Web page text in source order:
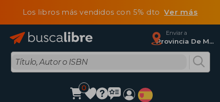
Los libros más vendidos con 5% dtoVer más
Enviar a
Provincia De Madrid
0